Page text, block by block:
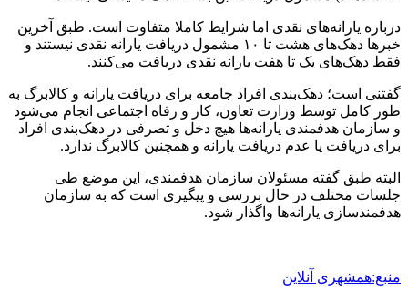
درباره یارانه‌های نقدی اما شرایط کاملا متفاوت است. طبق آخرین
خبرها دهک‌های هشت تا ۱۰ مشمول دریافت یارانه نقدی نیستند و
فقط دهک‌های یک تا هفت یارانه نقدی دریافت می‌کنند.
گفتنی است؛ دهک‌بندی افراد جامعه برای دریافت یارانه و کالابرگ به
طور کامل توسط وزارت تعاون، کار و رفاه اجتماعی انجام می‌شود
و سازمان هدفمندی یارانه‌ها هیچ دخل و تصرفی در دهک‌بندی افراد
برای دریافت یا عدم دریافت یارانه و همچنین کالابرگ ندارد.
البته طبق گفته مسئولان سازمان هدفمندی، این موضع طی
جلسات مختلف در حال بررسی و پیگیری است که به سازمان
هدفمندسازی یارانه‌ها واگذار شود.
منبع:همشهری آنلاین